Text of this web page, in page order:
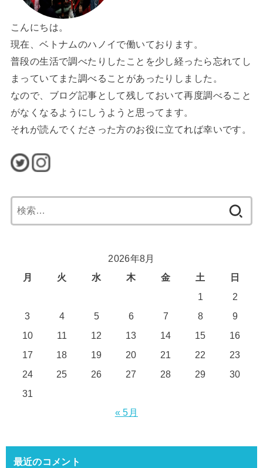
こんにちは。
現在、ベトナムのハノイで働いております。
普段の生活で調べたりしたことを少し経ったら忘れてし
まっていてまた調べることがあったりしました。
なので、ブログ記事として残しておいて再度調べること
がなくなるようにしうようと思ってます。
それが読んでくださった方のお役に立てれば幸いです。
索:
2026年8月
月
火 水 木 金 土
日
1
2
3
4 5 6 7 8
9
10
11 12 13 14 15
16
17
18 19 20 21 22
23
24
25 26 27 28 29
30
31
« 5月
最近のコメント